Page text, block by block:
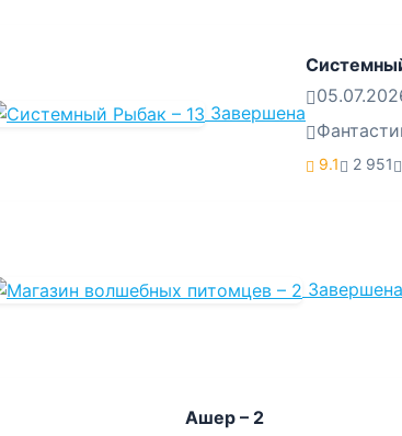
Завершена
9.1 2 951
Завершена
Ашер – 2